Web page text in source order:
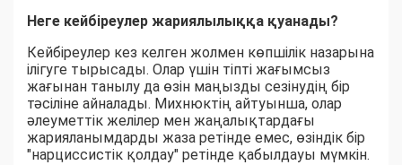
Неге кейбіреулер жариялылыққа қуанады?
Кейбіреулер кез келген жолмен көпшілік назарына
ілігуге тырысады. Олар үшін тіпті жағымсыз
жағынан танылу да өзін маңызды сезінудің бір
тәсіліне айналады. Михнюктің айтуынша, олар
әлеуметтік желілер мен жаңалықтардағы
жарияланымдарды жаза ретінде емес, өзіндік бір
"нарциссистік қолдау" ретінде қабылдауы мүмкін.